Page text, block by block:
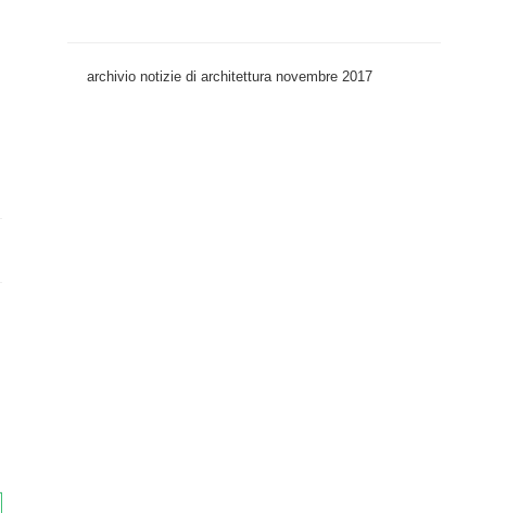
archivio notizie di architettura novembre 2017